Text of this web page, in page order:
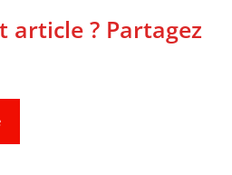
article ? Partagez